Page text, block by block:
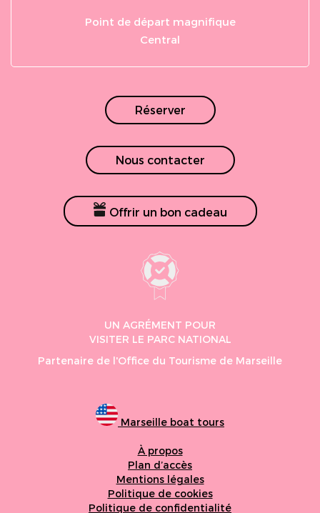
Point de départ magnifique
Central
Réserver
Nous contacter
Offrir un bon cadeau
UN AGRÉMENT POUR
VISITER LE PARC NATIONAL
Partenaire de l'Office du Tourisme de Marseille
Marseille boat tours
À propos
Plan d’accès
Mentions légales
Politique de cookies
Politique de confidentialité